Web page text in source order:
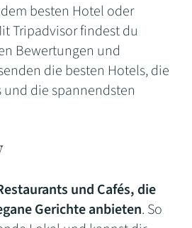
besten Hotel oder
Tripadvisor findest du
Bewertungen und
die besten Hotels, die
die spannendsten
und Cafés, die
Gerichte anbieten. So